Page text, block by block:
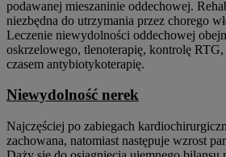
podawanej mieszaninie oddechowej.
niezbędna do utrzymania przez chorego
Leczenie niewydolności oddechowej
oskrzelowego, tlenoterapię, kontrolę
czasem antybiotykoterapię.
Niewydolność nerek
Najczęściej po zabiegach
zachowana, natomiast następuje wzrost